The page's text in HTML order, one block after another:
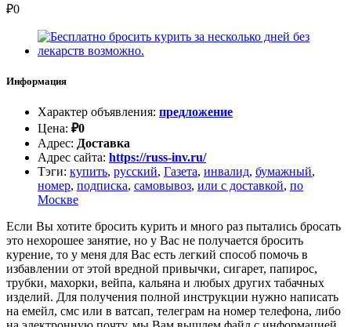
₽0
Информация
Характер объявления: предложение
Цена: ₽0
Адрес: Доставка
Адрес сайта: https://russ-inv.ru/
Тэги: купить, русский, Газета, инвалид, бумажный,
номер, подписка, самовывоз, или с доставкой, по
Москве
Если Вы хотите бросить курить и много раз пытались бросать
это нехорошее занятие, но у Вас не получается бросить
курение, то у меня для Вас есть легкий способ помочь в
избавлении от этой вредной привычки, сигарет, папирос,
трубки, махорки, вейпа, кальяна и любых других табачных
изделий. Для получения полной инструкции нужно написать
на емейл, смс или в ватсап, телеграм на номер телефона, либо